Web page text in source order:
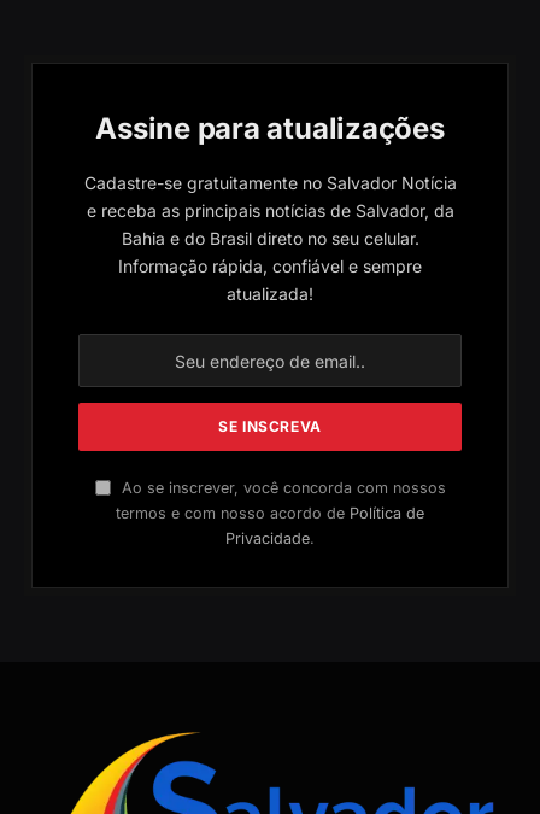
Assine para atualizações
Cadastre-se gratuitamente no Salvador Notícia
e receba as principais notícias de Salvador, da
Bahia e do Brasil direto no seu celular.
Informação rápida, confiável e sempre
atualizada!
Ao se inscrever, você concorda com nossos
termos e com nosso acordo de Política de
Privacidade.